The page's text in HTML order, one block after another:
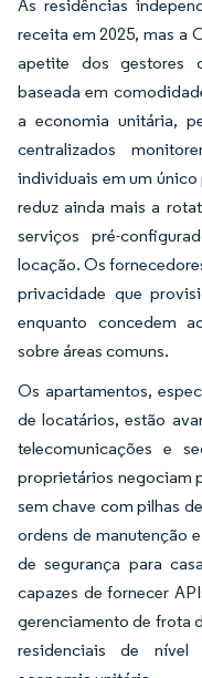
As residências
receita em 2025, mas a
apetite dos gestores
baseada em
a economia unitária,
centralizados
individuais em um único
reduz ainda mais a
serviços pré-
locação. Os
privacidade que
enquanto concedem
sobre áreas comuns.
Os apartamentos,
de locatários, estão
telecomunicações e
proprietários negociam
sem chave com pilhas
ordens de manutenção
de segurança para
capazes de fornecer
gerenciamento de frota
residenciais de nível